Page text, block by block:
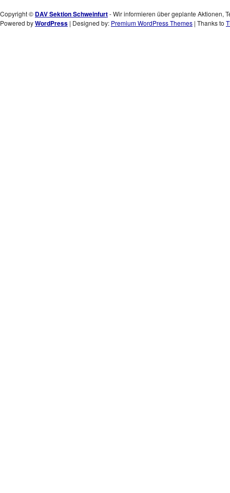
Copyright © DAV Sektion Schweinfurt- Wir informieren über geplante Aktionen,
Powered byWordPress | Designed by: Premium WordPress Themes | Thanks to